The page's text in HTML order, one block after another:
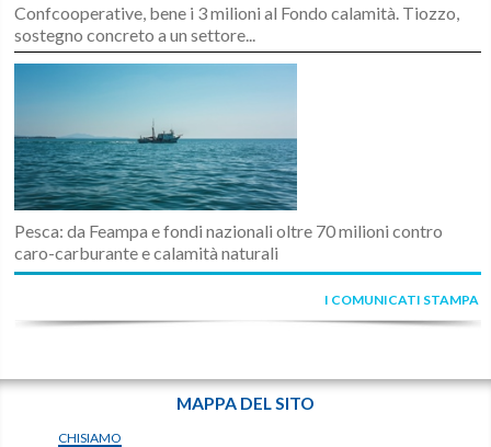
Confcooperative, bene i 3 milioni al Fondo calamità. Tiozzo,
sostegno concreto a un settore...
Pesca: da Feampa e fondi nazionali oltre 70 milioni contro
caro-carburante e calamità naturali
I COMUNICATI STAMPA
MAPPA DEL SITO
CHISIAMO